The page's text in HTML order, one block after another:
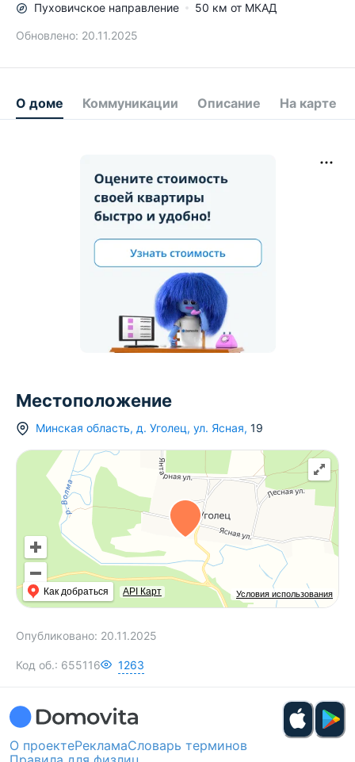
Пуховичское направление 50 км от МКАД
Обновлено: 20.11.2025
О доме Коммуникации Описание На карте
Местоположение
Минская область, д. Уголец, ул. Ясная, 19
Условия использования
Как добраться API Карт
Опубликовано: 20.11.2025
Код об.: 655116 1263
О проектеРекламаСловарь терминов